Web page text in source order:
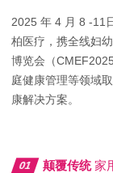
2025 年 4 月 8 -11
柏医疗，携全线妇
博览会（
庭健康管理等领域
康解决方案。
01 颠覆传统家